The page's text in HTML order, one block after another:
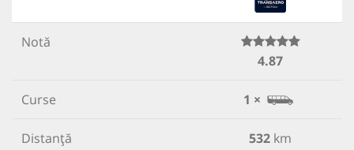
Notă
4.87
Curse 1 ×
Distanță 532 km